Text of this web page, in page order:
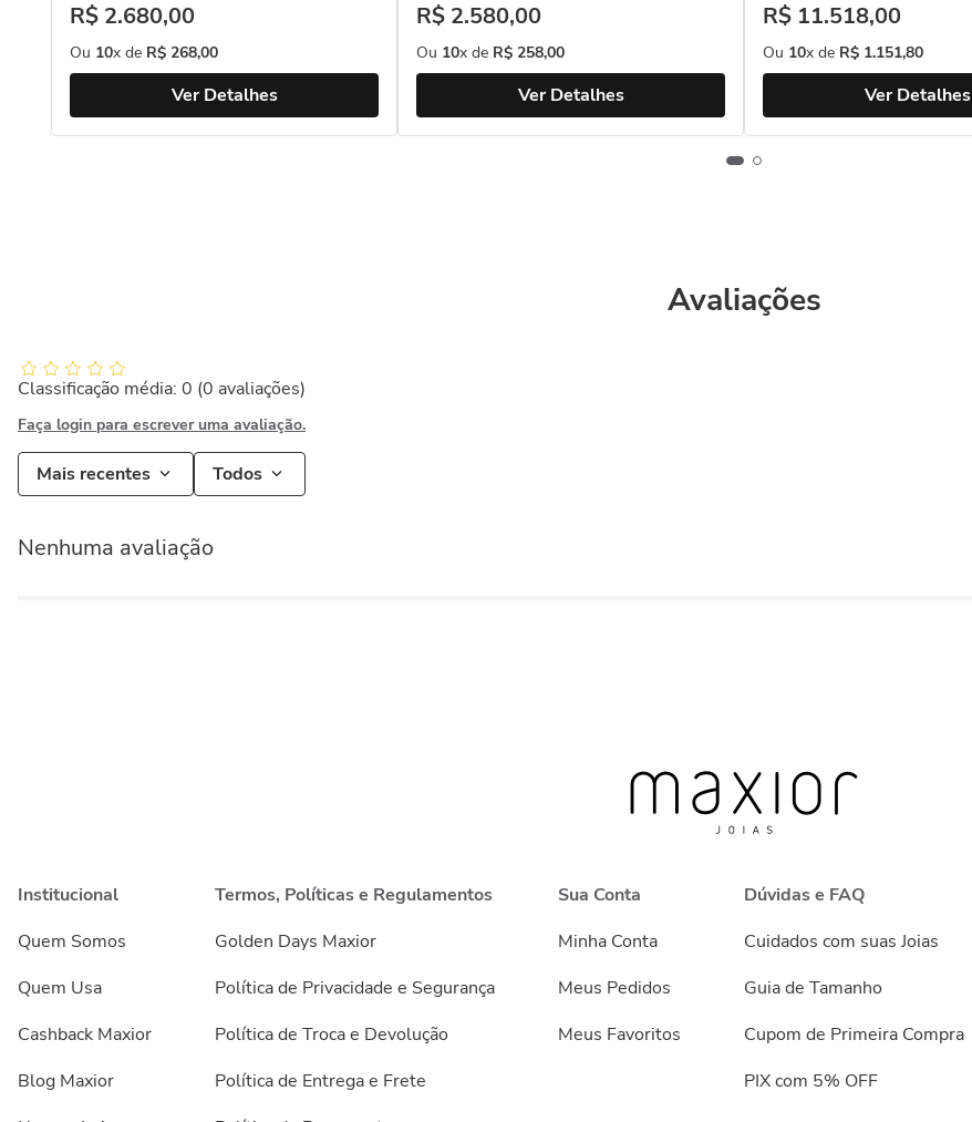
R$ 2.680,00
Ou 10x de R$ 268,00
Ver Detalhes
R$ 2.580,00
Ou 10x de R$ 258,00
Ver Detalhes
R$ 11.518,00
Ou 10x de R$ 1.151,80
Ver Detalhes
Avaliações
Classificação média: 0 (0 avaliações)
Faça login para escrever uma avaliação.
Mais recentes Todos
Nenhuma avaliação
Institucional
Quem Somos
Quem Usa
Cashback Maxior
Blog Maxior
Termos, Políticas e Regulamentos
Golden Days Maxior
Política de Privacidade e Segurança
Política de Troca e Devolução
Política de Entrega e Frete
Sua Conta
Minha Conta
Meus Pedidos
Meus Favoritos
Dúvidas e FAQ
Cuidados com suas Joias
Guia de Tamanho
Cupom de Primeira Compra
PIX com 5% OFF